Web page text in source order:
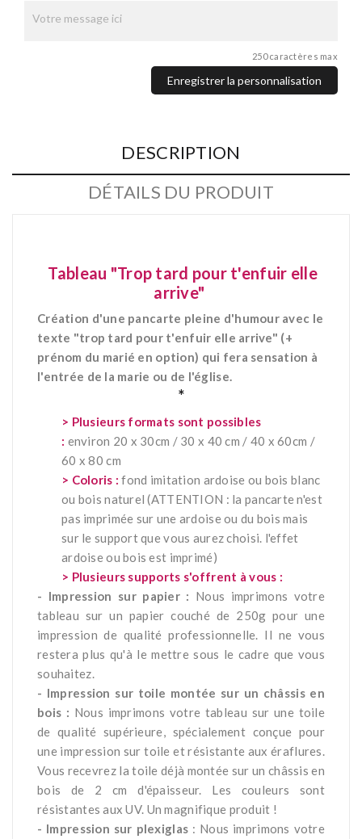
250 caractères max
Enregistrer la personnalisation
DESCRIPTION
DÉTAILS DU PRODUIT
Tableau "Trop tard pour t'enfuir elle
arrive"
Création d'une pancarte pleine d'humour avec le
texte "trop tard pour t'enfuir elle arrive" (+
prénom du marié en option) qui fera sensation à
l'entrée de la marie ou de l'église.
*
> Plusieurs formats sont possibles
: environ 20 x 30cm / 30 x 40 cm / 40 x 60cm /
60 x 80 cm
> Coloris : fond imitation ardoise ou bois blanc
ou bois naturel (ATTENTION : la pancarte n'est
pas imprimée sur une ardoise ou du bois mais
sur le support que vous aurez choisi. l'effet
ardoise ou bois est imprimé)
> Plusieurs supports s'offrent à vous :
- Impression sur papier : Nous imprimons votre
tableau sur un papier couché de 250g pour une
impression de qualité professionnelle. Il ne vous
restera plus qu'à le mettre sous le cadre que vous
souhaitez.
- Impression sur toile montée sur un châssis en
bois : Nous imprimons votre tableau sur une toile
de qualité supérieure, spécialement conçue pour
une impression sur toile et résistante aux éraflures.
Vous recevrez la toile déjà montée sur un châssis en
bois de 2 cm d'épaisseur. Les couleurs sont
résistantes aux UV. Un magnifique produit !
- Impression sur plexiglas : Nous imprimons votre